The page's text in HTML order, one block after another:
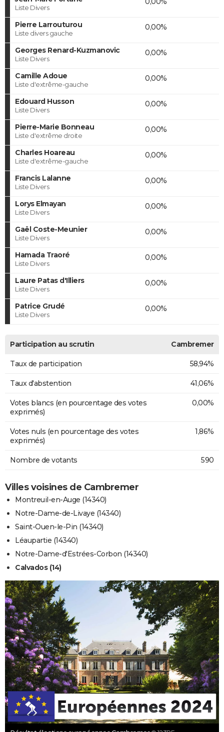
Liste Divers
Pierre Larrouturou
Liste divers gauche
0,00%
Georges Renard-Kuzmanovic
Liste Divers
0,00%
Camille Adoue
Liste d'extrême-gauche
0,00%
Edouard Husson
Liste Divers
0,00%
Pierre-Marie Bonneau
Liste d'extrême droite
0,00%
Charles Hoareau
Liste d'extrême-gauche
0,00%
Francis Lalanne
Liste Divers
0,00%
Lorys Elmayan
Liste Divers
0,00%
Gaël Coste-Meunier
Liste Divers
0,00%
Hamada Traoré
Liste Divers
0,00%
Laure Patas d'Illiers
Liste Divers
0,00%
Patrice Grudé
Liste Divers
0,00%
Participation au scrutin Cambremer
Taux de participation 58,94%
Taux d'abstention 41,06%
Votes blancs (en pourcentage des votes
exprimés)
0,00%
Votes nuls (en pourcentage des votes
exprimés)
1,86%
Nombre de votants 590
Villes voisines de Cambremer
Montreuil-en-Auge (14340)
Notre-Dame-de-Livaye (14340)
Saint-Ouen-le-Pin (14340)
Léaupartie (14340)
Notre-Dame-d'Estrées-Corbon (14340)
Calvados (14)